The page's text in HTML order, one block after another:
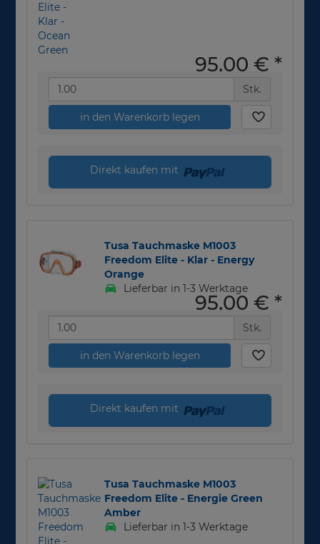
95,00 € *
Stk.
in den Warenkorb legen
Direkt kaufen mit
Tusa Tauchmaske M1003
Freedom Elite - Klar - Energy
Orange
Lieferbar in 1-3 Werktage
95,00 € *
Stk.
in den Warenkorb legen
Direkt kaufen mit
Tusa Tauchmaske M1003
Freedom Elite - Energie Green
Amber
Lieferbar in 1-3 Werktage